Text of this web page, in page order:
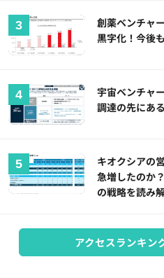
創薬ベンチャ
黒字化！今後
宇宙ベンチャ
調達の先にあ
キオクシアの
急増したのか
の戦略を読み
アクセスランキン